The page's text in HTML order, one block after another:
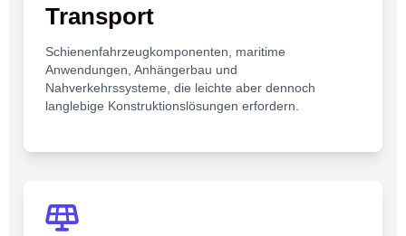
Transport
Schienenfahrzeugkomponenten, maritime
Anwendungen, Anhängerbau und
Nahverkehrssysteme, die leichte aber dennoch
langlebige Konstruktionslösungen erfordern.